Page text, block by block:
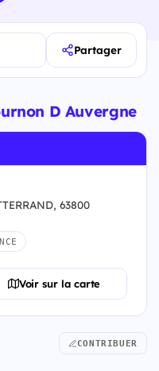
Partager
D Auvergne
63800
Voir sur la carte
CONTRIBUER